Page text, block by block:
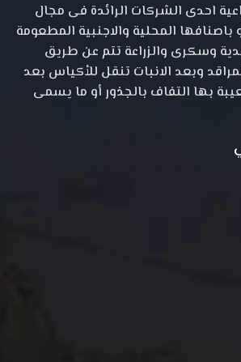
احدى الشركات الرائدة فى مجال
باصنافها المحلية والاجنبية المطعومة
وسكرى والزراعة تتم عن طريق
وبعد الانبات تنقل للأكياس بعد
بها التفاف بالجذور أو ما يسمى